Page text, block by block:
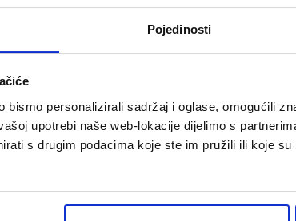
Pojedinosti
bismo personalizirali sadržaj i oglase, omogućili
upotrebi naše web-lokacije dijelimo s
s drugim podacima koje ste im pružili ili koje
po 100 listova)